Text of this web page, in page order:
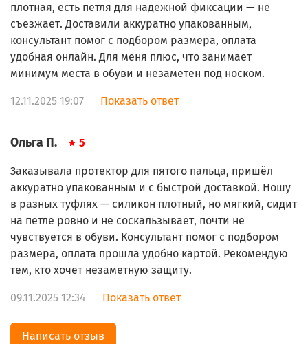
плотная, есть петля для надежной фиксации — не
съезжает. Доставили аккуратно упакованным,
консультант помог с подбором размера, оплата
удобная онлайн. Для меня плюс, что занимает
минимум места в обуви и незаметен под носком.
12.11.2025 19:07 Показать ответ
Ольга П. 5
Заказывала протектор для пятого пальца, пришёл
аккуратно упакованным и с быстрой доставкой. Ношу
в разных туфлях — силикон плотный, но мягкий, сидит
на петле ровно и не соскальзывает, почти не
чувствуется в обуви. Консультант помог с подбором
размера, оплата прошла удобно картой. Рекомендую
тем, кто хочет незаметную защиту.
09.11.2025 12:34 Показать ответ
Написать отзыв